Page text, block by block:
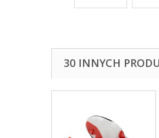
30 INNYCH